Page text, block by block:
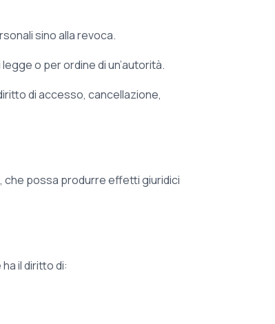
sino alla revoca.
o per ordine di un’autorità.
di accesso, cancellazione,
che possa produrre effetti giuridici
il diritto di: